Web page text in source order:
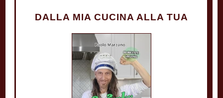
DALLA MIA CUCINA ALLA TUA